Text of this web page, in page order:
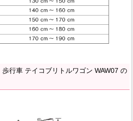
歩行車 テイコブリトルワゴン WAW07 の